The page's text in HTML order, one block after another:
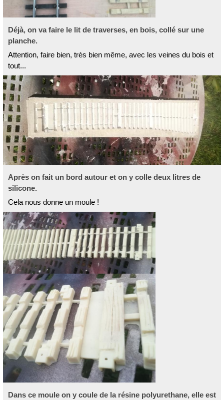
Déjà, on va faire le lit de traverses, en bois, collé sur une
planche.
Attention, faire bien, très bien même, avec les veines du bois et
tout...
Après on fait un bord autour et on y colle deux litres de
silicone.
Cela nous donne un moule !
Dans ce moule on y coule de la résine polyurethane, elle est